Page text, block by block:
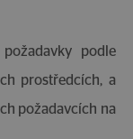
podle
prostředcích, a
požadavcích na